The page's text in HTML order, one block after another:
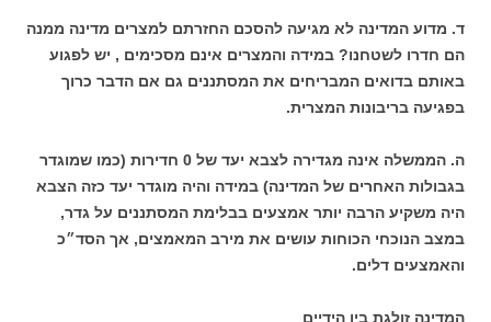
ד. מדוע המדינה לא מגיעה להסכם החזרתם למצרים מדינה ממנה
הם חדרו לשטחנו? במידה והמצרים אינם מסכימים , יש לפגוע
באותם בדואים המבריחים את המסתננים גם אם הדבר כרוך
בפגיעה בריבונות המצרית.
ה. הממשלה אינה מגדירה לצבא יעד של 0 חדירות (כמו שמוגדר
בגבולות האחרים של המדינה) במידה והיה מוגדר יעד כזה הצבא
היה משקיע הרבה יותר אמצעים בבלימת המסתננים על גדר,
במצב הנוכחי הכוחות עושים את מירב המאמצים, אך הסד״כ
והאמצעים דלים.
המדינה זולגת בין הידיים